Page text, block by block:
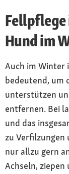
Hund im
Auch im Winter
bedeutend, um
unterstützen
entfernen. Bei
und das
zu Verfilzungen
nur allzu gern
Achseln,